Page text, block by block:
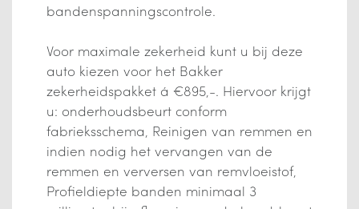
bandenspanningscontrole.
Voor maximale zekerheid kunt u bij deze
auto kiezen voor het Bakker
zekerheidspakket á €895,-. Hiervoor krijgt
u: onderhoudsbeurt conform
fabrieksschema, Reinigen van remmen en
indien nodig het vervangen van de
remmen en verversen van remvloeistof,
Profieldiepte banden minimaal 3